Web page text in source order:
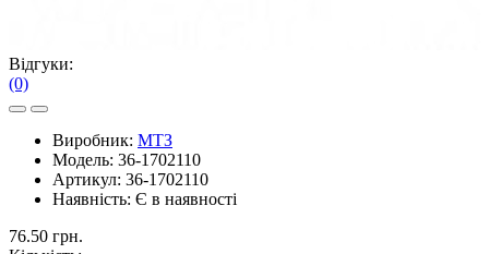
Відгуки:
(0)
Виробник: МТЗ
Модель: 36-1702110
Артикул: 36-1702110
Наявність: Є в наявності
76.50 грн.